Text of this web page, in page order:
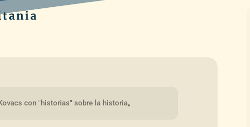
con "historias" sobre la historia„